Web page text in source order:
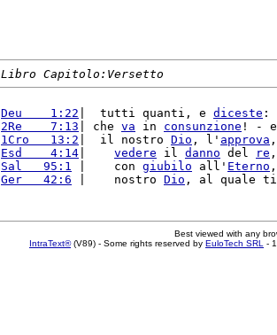
Libro Capitolo:Versetto
Deu    1:22 |  tutti quanti, e diceste :
2Re    7:13 | che va in consunzione ! -
1Cro   13:2 |  il nostro Dio , l' approva
Esd    4:14 vedere il danno del re
Sal   95:1 |    con giubilo all' Eterno
Ger   42:6 |    nostro Dio , al quale
Best viewed with any
IntraText®(V89) - Some rights reserved by EuloTech SRL -